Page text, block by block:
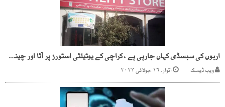
اربوں کی سبسڈی کہاں جارہی ہے ، کراچی کے یوٹیلٹی اسٹورز پر آٹا اور چینی ناپید
ویب ڈیسک اتوار, ۱۶ جولائی ۲۰۲۳